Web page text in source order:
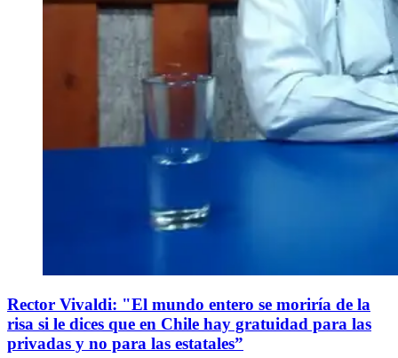
Rector Vivaldi: "El mundo entero se moriría de la
risa si le dices que en Chile hay gratuidad para las
privadas y no para las estatales”